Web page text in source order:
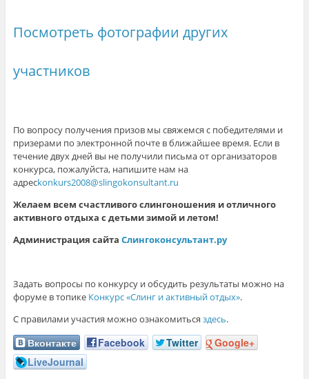
Посмотреть фотографии других
участников
По вопросу получения призов мы свяжемся с победителями и
призерами по электронной почте в ближайшее время. Если в
течение двух дней вы не получили письма от организаторов
конкурса, пожалуйста, напишите нам на
адресkonkurs2008@slingokonsultant.ru
Желаем всем счастливого слингоношения и отличного
активного отдыха с детьми зимой и летом!
Администрация сайта Слингоконсультант.ру
Задать вопросы по конкурсу и обсудить результаты можно на
форуме в топике Конкурс «Слинг и активный отдых».
С правилами участия можно ознакомиться здесь.
Вконтакте Facebook Twitter
Google+
LiveJournal